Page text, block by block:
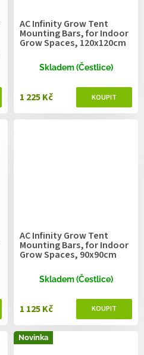
AC Infinity Grow Tent
Mounting Bars, for Indoor
Grow Spaces, 120x120cm
Skladem (Čestlice)
1 225 Kč
AC Infinity Grow Tent
Mounting Bars, for Indoor
Grow Spaces, 90x90cm
Skladem (Čestlice)
1 125 Kč
Novinka